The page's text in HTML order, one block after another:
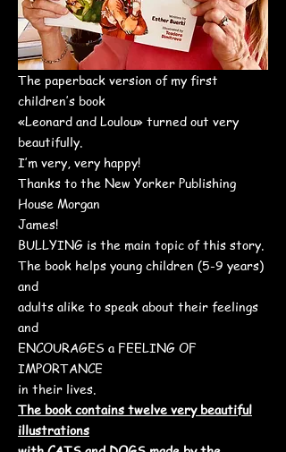
The paperback version of my first
children’s book
«Leonard and Loulou» turned out very
beautifully.
I’m very, very happy!
Thanks to the New Yorker Publishing
House Morgan
James!
BULLYING is the main topic of this story.
The book helps young children (5-9 years)
and
adults alike to speak about their feelings
and
ENCOURAGES a FEELING OF
IMPORTANCE
in their lives.
The book contains twelve very beautiful
illustrations